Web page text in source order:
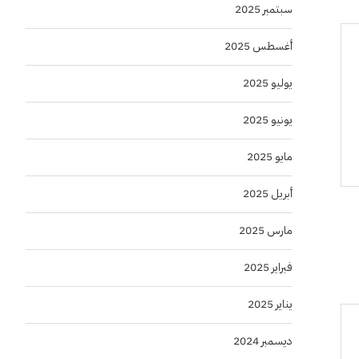
سبتمبر 2025
أغسطس 2025
يوليو 2025
يونيو 2025
مايو 2025
أبريل 2025
مارس 2025
فبراير 2025
يناير 2025
ديسمبر 2024